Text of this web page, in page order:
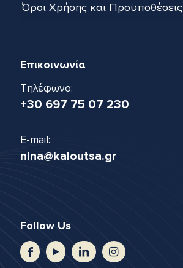
Όροι Χρήσης και Προϋποθέσεις
Επικοινωνία
Τηλέφωνο:
+30 697 75 07 230
E-mail:
nina@kaloutsa.gr
Follow Us